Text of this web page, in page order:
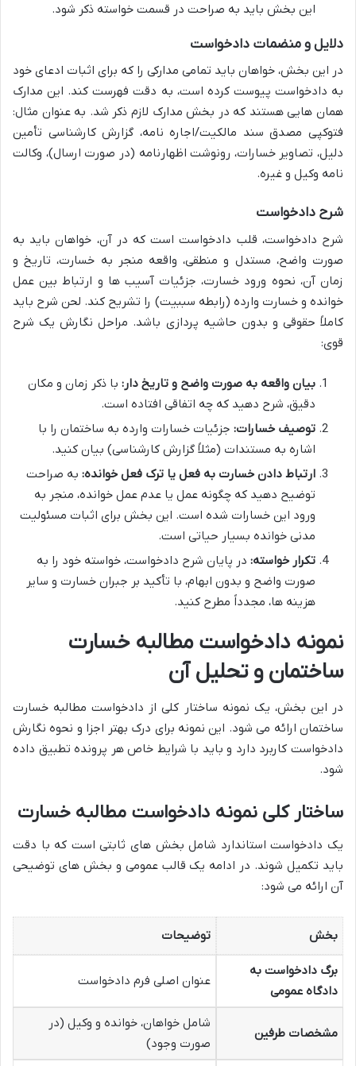
این بخش باید به صراحت در قسمت خواسته ذکر شود.
دلایل و منضمات دادخواست
در این بخش، خواهان باید تمامی مدارکی را که برای اثبات ادعای خود
به دادخواست پیوست کرده است، به دقت فهرست کند. این مدارک
همان هایی هستند که در بخش مدارک لازم ذکر شد. به عنوان مثال:
فتوکپی مصدق سند مالکیت/اجاره نامه، گزارش کارشناسی تأمین
دلیل، تصاویر خسارات، رونوشت اظهارنامه (در صورت ارسال)، وکالت
نامه وکیل و غیره.
شرح دادخواست
شرح دادخواست، قلب دادخواست است که در آن، خواهان باید به
صورت واضح، مستدل و منطقی، واقعه منجر به خسارت، تاریخ و
زمان آن، نحوه ورود خسارت، جزئیات آسیب ها و ارتباط بین عمل
خوانده و خسارت وارده (رابطه سببیت) را تشریح کند. لحن شرح باید
کاملاً حقوقی و بدون حاشیه پردازی باشد. مراحل نگارش یک شرح
قوی:
بیان واقعه به صورت واضح و تاریخ دار: با ذکر زمان و مکان
دقیق، شرح دهید که چه اتفاقی افتاده است.
توصیف خسارات: جزئیات خسارات وارده به ساختمان را با
اشاره به مستندات (مثلاً گزارش کارشناسی) بیان کنید.
ارتباط دادن خسارت به فعل یا ترک فعل خوانده: به صراحت
توضیح دهید که چگونه عمل یا عدم عمل خوانده، منجر به
ورود این خسارات شده است. این بخش برای اثبات مسئولیت
مدنی خوانده بسیار حیاتی است.
تکرار خواسته: در پایان شرح دادخواست، خواسته خود را به
صورت واضح و بدون ابهام، با تأکید بر جبران خسارت و سایر
هزینه ها، مجدداً مطرح کنید.
نمونه دادخواست مطالبه خسارت
ساختمان و تحلیل آن
در این بخش، یک نمونه ساختار کلی از دادخواست مطالبه خسارت
ساختمان ارائه می شود. این نمونه برای درک بهتر اجزا و نحوه نگارش
دادخواست کاربرد دارد و باید با شرایط خاص هر پرونده تطبیق داده
شود.
ساختار کلی نمونه دادخواست مطالبه خسارت
یک دادخواست استاندارد شامل بخش های ثابتی است که با دقت
باید تکمیل شوند. در ادامه یک قالب عمومی و بخش های توضیحی
آن ارائه می شود:
بخش توضیحات
برگ دادخواست به
دادگاه عمومی
عنوان اصلی فرم دادخواست
مشخصات طرفین
شامل خواهان، خوانده و وکیل (در
صورت وجود)